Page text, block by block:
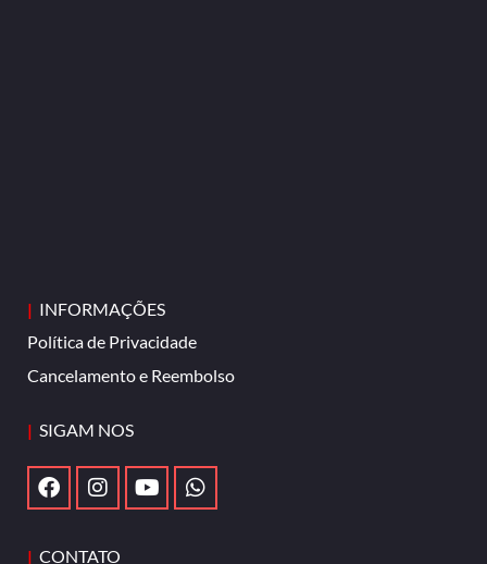
| INFORMAÇÕES
Política de Privacidade
Cancelamento e Reembolso
| SIGAM NOS
| CONTATO